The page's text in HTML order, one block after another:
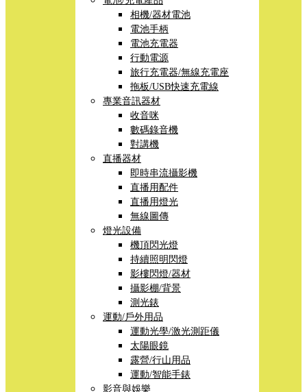
相機/器材電池
電池手柄
電池充電器
行動電源
旅行充電器/無線充電座
拖板/USB快速充電線
專業音訊器材
收音咪
數碼錄音機
對講機
直播器材
即時串流攝影機
直播用配件
直播用燈光
無線圖傳
燈光設備
機頂閃光燈
持續照明閃燈
影樓閃燈/器材
攝影棚/背景
測光錶
運動/戶外用品
運動光學/激光測距儀
太陽眼鏡
露營/行山用品
運動/智能手錶
影音與娛樂